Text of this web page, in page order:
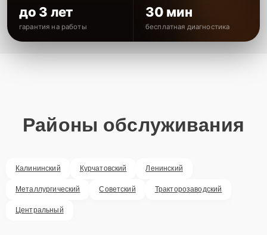
до 3 лет
гарантия на работы
30 мин
бесплатная диагностика
Районы обслуживания
Калининский Курчатовский Ленинский
Металлургический Советский Тракторозаводский
Центральный